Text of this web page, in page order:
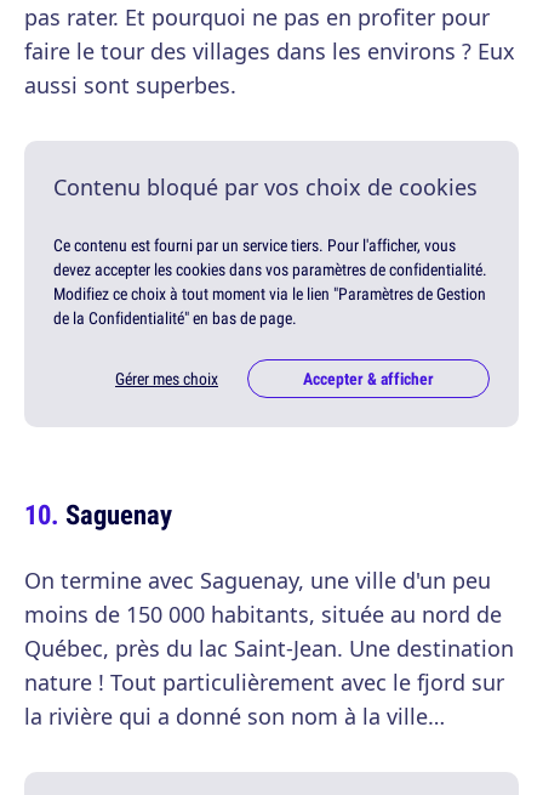
pas rater. Et pourquoi ne pas en profiter pour
faire le tour des villages dans les environs ? Eux
aussi sont superbes.
Contenu bloqué par vos choix de cookies
Ce contenu est fourni par un service tiers. Pour l'afficher, vous
devez accepter les cookies dans vos paramètres de confidentialité.
Modifiez ce choix à tout moment via le lien "Paramètres de Gestion
de la Confidentialité" en bas de page.
Gérer mes choix Accepter & afficher
Saguenay
On termine avec Saguenay, une ville d'un peu
moins de 150 000 habitants, située au nord de
Québec, près du lac Saint-Jean. Une destination
nature ! Tout particulièrement avec le fjord sur
la rivière qui a donné son nom à la ville…